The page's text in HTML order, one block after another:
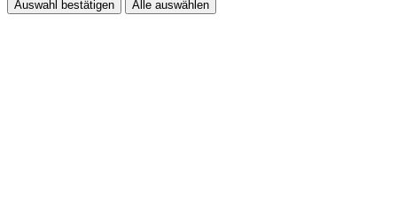
Auswahl bestätigen Alle auswählen